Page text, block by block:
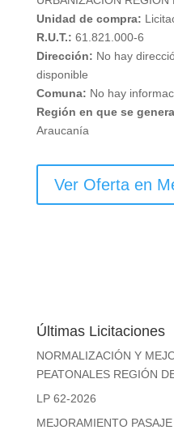
Unidad de compra:
R.U.T.: 61.821.000-6
Dirección: No hay
disponible
Comuna: No hay
Región en que se
Araucanía
Ver Oferta en
Últimas Licitaciones
NORMALIZACIÓN Y
PEATONALES REGIÓN
LP 62-2026
MEJORAMIENTO